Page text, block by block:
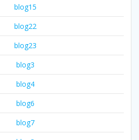
blog15
blog22
blog23
blog3
blog4
blog6
blog7